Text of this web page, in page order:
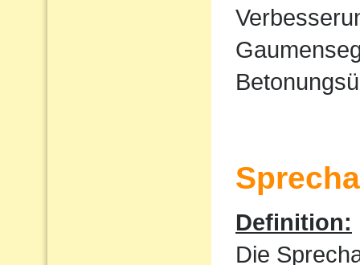
Definition:
Die